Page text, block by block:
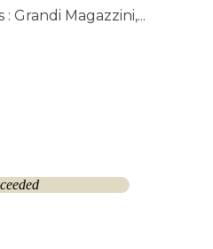
Grandi Magazzini,...